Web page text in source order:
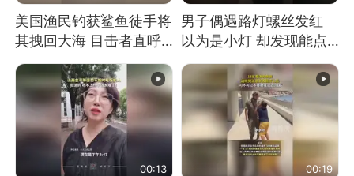
美国渔民钓获鲨鱼徒手将
其拽回大海 目击者直呼
震惊 （视频来源：参考
消息）
男子偶遇路灯螺丝发红
以为是小灯 却发现能点
燃香烟 当事人：已报警
处理
00:13 00:19